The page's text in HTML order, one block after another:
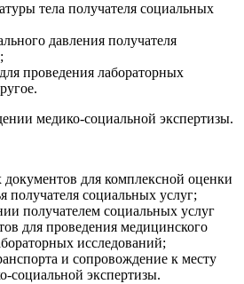
тела получателя социальных
давления получателя
проведения лабораторных
медико-социальной экспертизы.
для комплексной оценки
получателя социальных услуг;
получателем социальных услуг
для проведения медицинского
исследований;
и сопровождение к месту
социальной экспертизы.